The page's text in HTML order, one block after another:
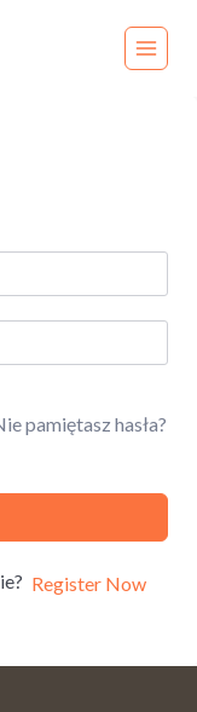
pamiętasz hasła?
Register Now